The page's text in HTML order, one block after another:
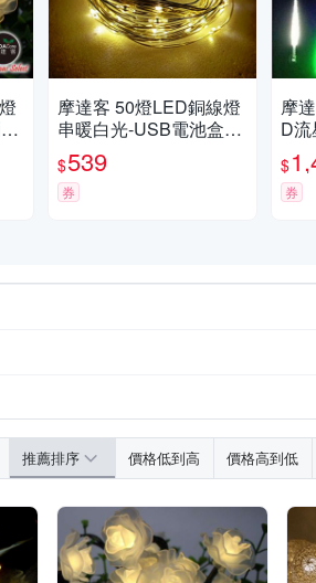
摩達客 50燈LED銅線燈
串暖白光-USB電池盒兩
用充電-浪漫星星燈聖誕
燈串
$539
券
摩
D
插
島
$
券
推薦排序 價格低到高 價格高到低